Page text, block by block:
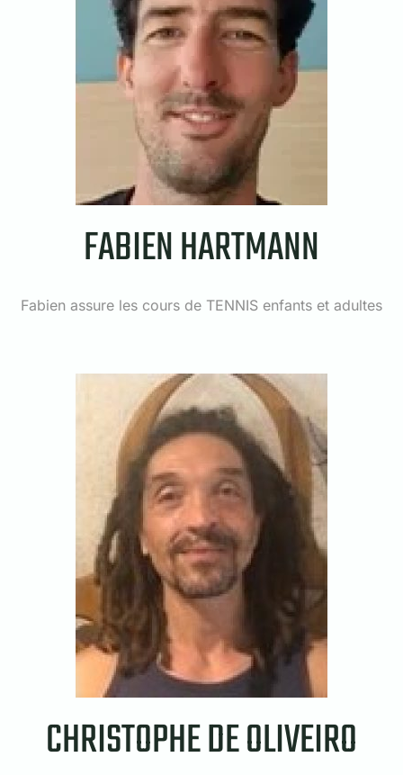
FABIEN HARTMANN
Fabien assure les cours de TENNIS enfants et adultes
CHRISTOPHE DE OLIVEIRO